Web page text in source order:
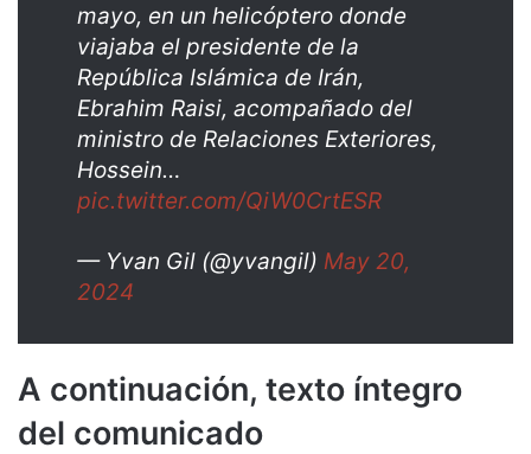
mayo, en un helicóptero donde
viajaba el presidente de la
República Islámica de Irán,
Ebrahim Raisi, acompañado del
ministro de Relaciones Exteriores,
Hossein…
pic.twitter.com/QiW0CrtESR
— Yvan Gil (@yvangil) May 20,
2024
A continuación, texto íntegro
del comunicado